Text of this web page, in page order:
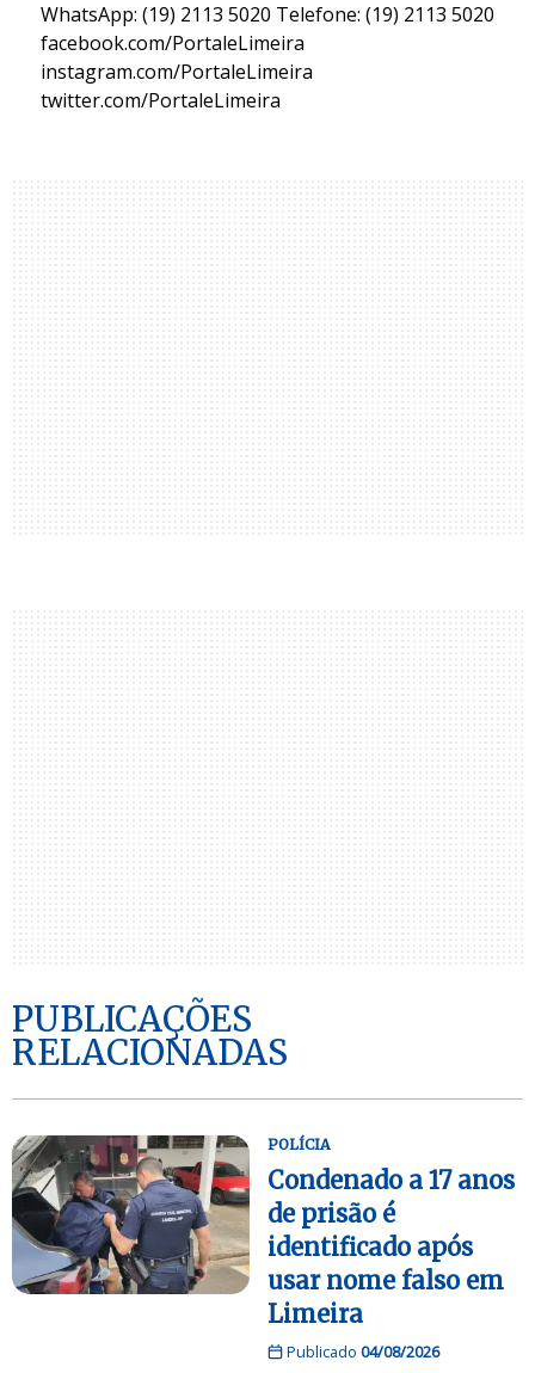
WhatsApp: (19) 2113 5020 Telefone: (19) 2113 5020
facebook.com/PortaleLimeira
instagram.com/PortaleLimeira
twitter.com/PortaleLimeira
PUBLICAÇÕES
RELACIONADAS
POLÍCIA
Condenado a 17 anos
de prisão é
identificado após
usar nome falso em
Limeira
Publicado 04/08/2026